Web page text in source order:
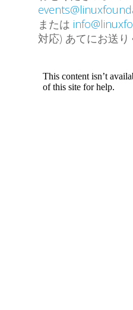
または
対応) あてにお送り